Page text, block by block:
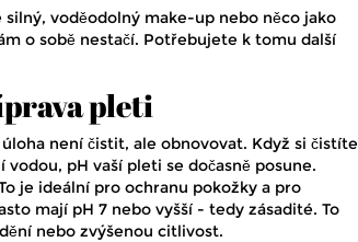
voděodolný make-up nebo něco jako
o sobě nestačí. Potřebujete k tomu další
pleti
není čistit, ale obnovovat. Když si čistíte
pH vaší pleti se dočasně posune.
je ideální pro ochranu pokožky a pro
mají pH 7 nebo vyšší - tedy zásadité. To
nebo zvýšenou citlivost.